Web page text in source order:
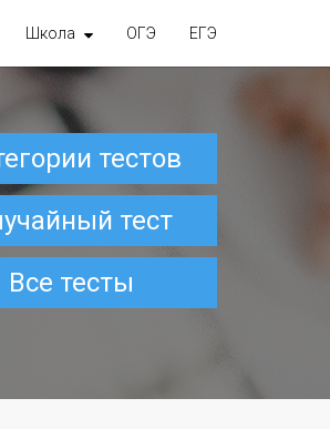
Школа ОГЭ ЕГЭ
тестов
тест
Все тесты